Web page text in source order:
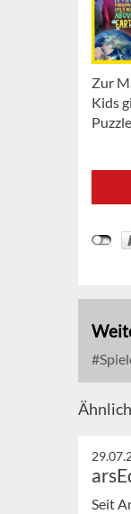
Zur
Kids
Seit